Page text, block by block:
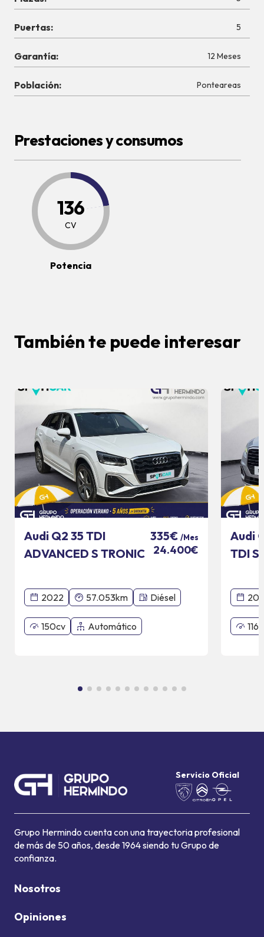
Puertas: 5
Garantía: 12 Meses
Población: Ponteareas
Prestaciones y consumos
136
CV
Potencia
También te puede interesar
Audi Q2 35 TDI
ADVANCED S TRONIC
335€ /Mes
24.400€
2022 57.053km Diésel
150cv Automático
Audi
TDI
Servicio Oficial
Grupo Hermindo cuenta con una trayectoria profesional
de más de 50 años, desde 1964 siendo tu Grupo de
confianza.
Nosotros
Opiniones